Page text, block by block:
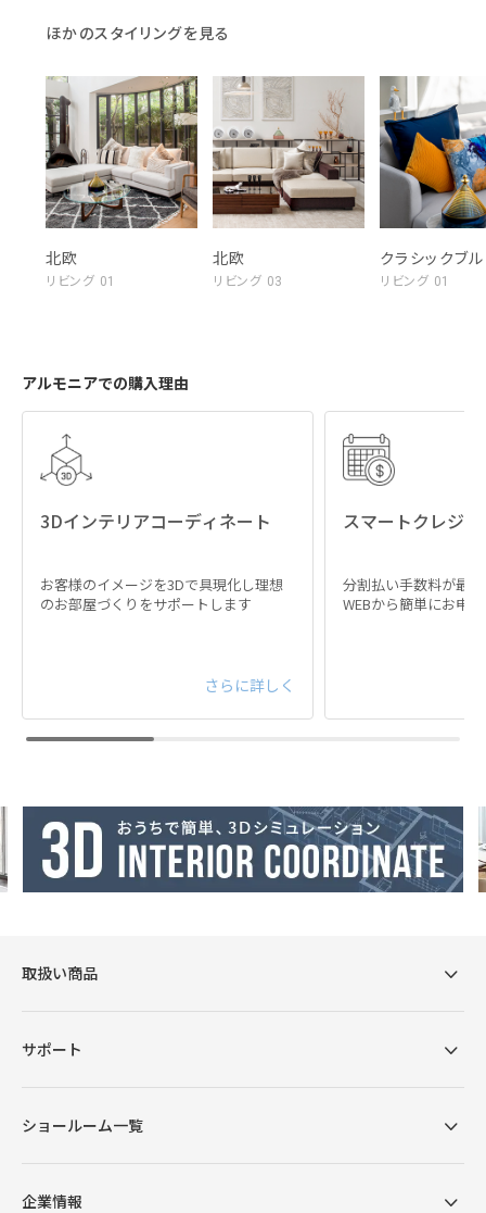
ほかのスタイリングを見る
北欧
リビング 01
北欧
リビング 03
クラシックブ
リビング 01
アルモニアでの購入理由
3Dインテリアコーディネート
お客様のイメージを3Dで具現化し理想
のお部屋づくりをサポートします
さらに詳しく
スマートクレジ
分割払い手数料が最
WEBから簡単にお申
取扱い商品
サポート
ショールーム一覧
企業情報